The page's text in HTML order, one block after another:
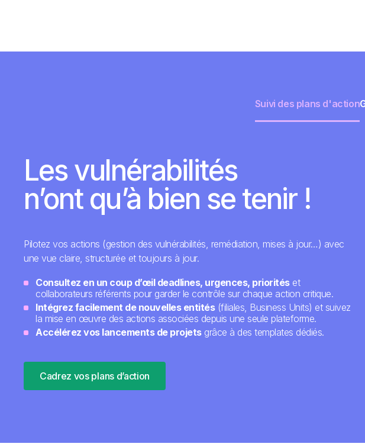
Suivi des plans d'action
Les vulnérabilités
n’ont qu’à bien se tenir !
Pilotez vos actions (gestion des vulnérabilités, remédiation, mises à jour…) avec
une vue claire, structurée et toujours à jour.
Consultez en un coup d’œil deadlines, urgences, prioritéset
collaborateurs référents pour garder le contrôle sur chaque action critique.
Intégrez facilement de nouvelles entités(filiales, Business Units) et suivez
la mise en œuvre des actions associées depuis une seule plateforme.
Accélérez vos lancements de projetsgrâce à des templates dédiés.
Cadrez vos plans d’action